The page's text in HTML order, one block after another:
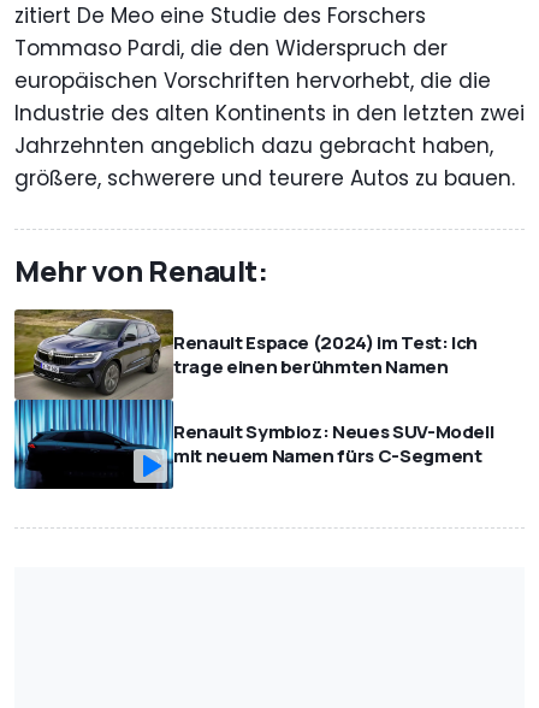
zitiert De Meo eine Studie des Forschers
Tommaso Pardi, die den Widerspruch der
europäischen Vorschriften hervorhebt, die die
Industrie des alten Kontinents in den letzten zwei
Jahrzehnten angeblich dazu gebracht haben,
größere, schwerere und teurere Autos zu bauen.
Mehr von Renault:
Renault Espace (2024) im Test: Ich
trage einen berühmten Namen
Renault Symbioz: Neues SUV-Modell
mit neuem Namen fürs C-Segment